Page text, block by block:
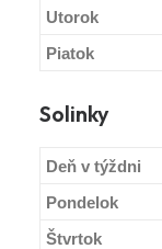
Utorok
Piatok
Solinky
Deň v týždni
Pondelok
Štvrtok